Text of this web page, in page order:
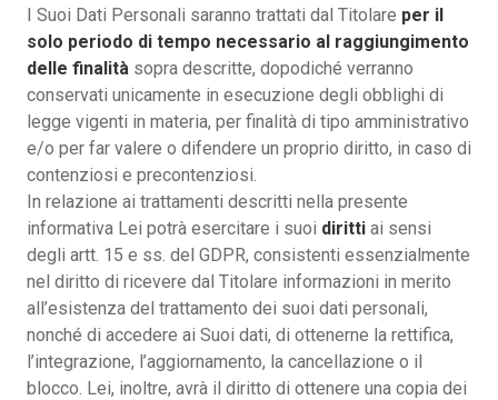
I Suoi Dati Personali saranno trattati dal Titolare per il
solo periodo di tempo necessario al raggiungimento
delle finalità sopra descritte, dopodiché verranno
conservati unicamente in esecuzione degli obblighi di
legge vigenti in materia, per finalità di tipo amministrativo
e/o per far valere o difendere un proprio diritto, in caso di
contenziosi e precontenziosi.
In relazione ai trattamenti descritti nella presente
informativa Lei potrà esercitare i suoi diritti ai sensi
degli artt. 15 e ss. del GDPR, consistenti essenzialmente
nel diritto di ricevere dal Titolare informazioni in merito
all’esistenza del trattamento dei suoi dati personali,
nonché di accedere ai Suoi dati, di ottenerne la rettifica,
l’integrazione, l’aggiornamento, la cancellazione o il
blocco. Lei, inoltre, avrà il diritto di ottenere una copia dei